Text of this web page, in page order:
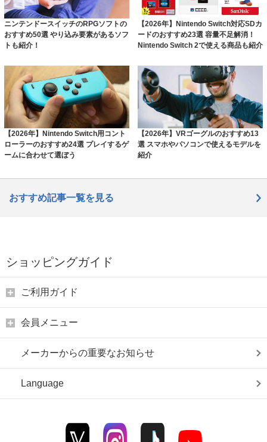
ニンテンドースイッチのRPGソフトの
おすすめ50選 やり込み要素があるソフ
トも紹介！
【2026年】Nintendo Switch対応SDカ
ードのおすすめ23選 容量不足解消！
Nintendo Switch 2で使える商品も紹介
【2026年】Nintendo Switch用コント
ローラーのおすすめ24選 プレイするゲ
ームに合わせて選ぼう
【2026年】VRゴーグルのおすすめ13
選 スマホやパソコンで使えるモデルを
紹介
おすすめ記事一覧を見る
ショッピングガイド
ご利用ガイド
会員メニュー
メーカーからの重要なお知らせ
Language